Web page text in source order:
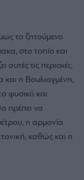
το ζητούμενο
στο τοπίο και
τις περιοχές.
η Βουλιαγμένη,
φυσικό και
πρέπει να
η αρμονία
καθώς και η